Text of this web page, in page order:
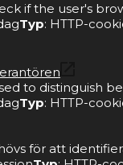
if the user's
Typ: HTTP-
to distinguish
Typ: HTTP-
för att